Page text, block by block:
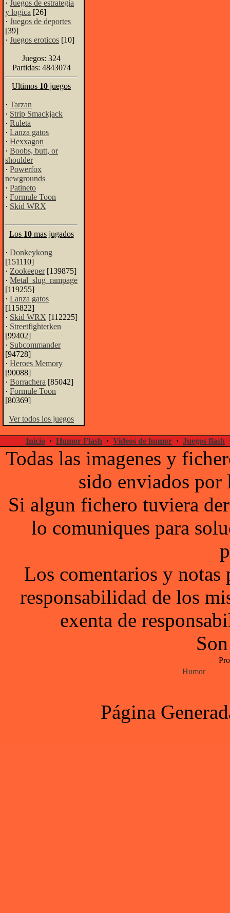
· Juegos de estrategia
y logica [26]
· Juegos de deportes
[39]
· Juegos eroticos [10]
Juegos: 324
Partidas: 4843074
Ultimos 10 juegos
· Tarzan
· Strip Smackjack
· Ruleta
· Lanza gatos
· Hexxagon
· Boobs, butt, or
shoulder
· Powerfox
newgrounds
· Patineto
· Formule Toon
· Skid WRX
Los 10mas jugados
· Donkeykong
[151110]
· Zookeeper[139875]
· Metal_slug_rampage
[119255]
· Lanza gatos
[115822]
· Skid WRX [112225]
· Streetfighterken
[99402]
· Subcommander
[94728]
· Heroes Memory
[90088]
· Borrachera [85042]
· Formule Toon
[80369]
Ver todos los juegos
Inicio · Humor Flash · Videos de humor · Juegos flash
Todas las imagenes y
sido enviados por
Si algun fichero tuviera
lo comuniques para
Los comentarios y notas
responsabilidad de los
exenta de
Humor
Página